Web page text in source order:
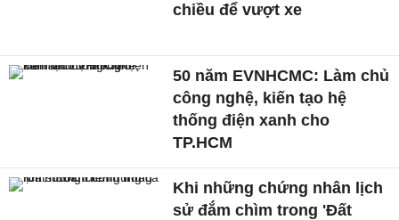
chiều để vượt xe
50 năm EVNHCMC: Làm chủ
công nghệ, kiến tạo hệ
thống điện xanh cho
TP.HCM
Khi những chứng nhân lịch
sử đắm chìm trong 'Đất